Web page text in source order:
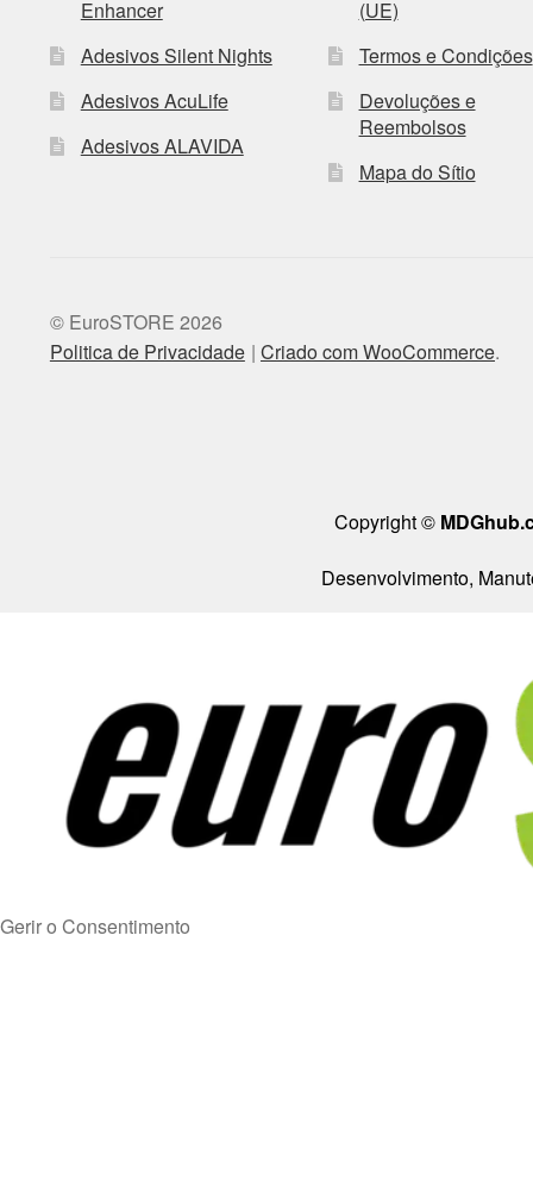
Enhancer
Adesivos Silent Nights
Adesivos AcuLife
Adesivos ALAVIDA
(UE)
Termos e Condições
Devoluções e
Reembolsos
Mapa do Sítio
© EuroSTORE 2026
Politica de Privacidade Criado com WooCommerce.
Copyright ©
Desenvolvimento,
Gerir o Consentimento